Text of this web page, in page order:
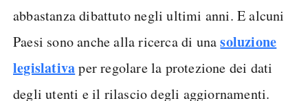
abbastanza dibattuto negli ultimi anni. E alcuni
Paesi sono anche alla ricerca di unasoluzione
legislativaper regolare la protezione dei dati
degli utenti e il rilascio degli aggiornamenti.